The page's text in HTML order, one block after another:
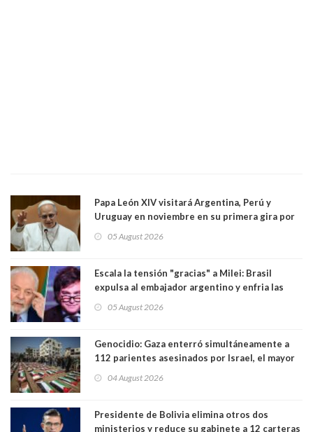
Papa León XIV visitará Argentina, Perú y
Uruguay en noviembre en su primera gira por
05 August 2026
Escala la tensión "gracias" a Milei: Brasil
expulsa al embajador argentino y enfria las
trasandino
05 August 2026
Genocidio: Gaza enterró simultáneamente a
112 parientes asesinados por Israel, el mayor
muertos figuran 44 niños y nueve ancianos
04 August 2026
Presidente de Bolivia elimina otros dos
ministerios y reduce su gabinete a 12 carteras